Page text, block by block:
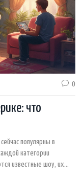
0
что
популярны в
категории
известные шоу, их